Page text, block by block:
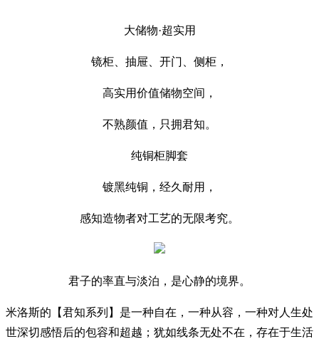
大储物·超实用
镜柜、抽屉、开门、侧柜，
高实用价值储物空间，
不熟颜值，只拥君知。
纯铜柜脚套
镀黑纯铜，经久耐用，
感知造物者对工艺的无限考究。
君子的率直与淡泊，是心静的境界。
米洛斯的【君知系列】是一种自在，一种从容，一种对人生处
世深切感悟后的包容和超越；犹如线条无处不在，存在于生活